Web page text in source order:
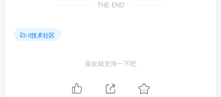
THE END
it技术社区
喜欢就支持一下吧